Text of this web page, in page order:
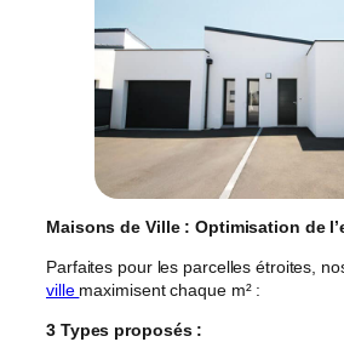
Maisons de Ville : Optimisation de
Parfaites pour les parcelles étroites,
ville maximisent chaque m² :
3 Types proposés :